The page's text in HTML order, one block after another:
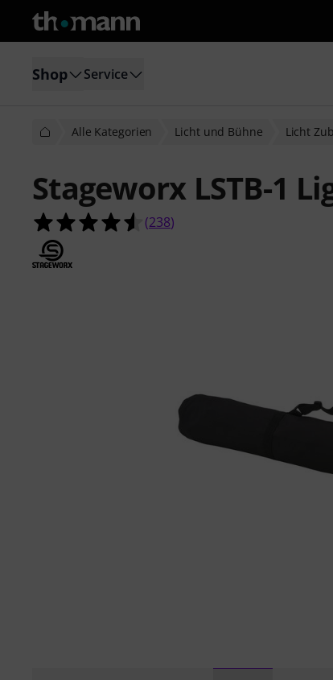
Shop Service
Alle Kategorien Licht und Bühne Licht
Stageworx LSTB-1
4.5 von 5 Sternen aus 238
(238)